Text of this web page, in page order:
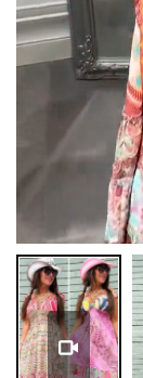
Pause